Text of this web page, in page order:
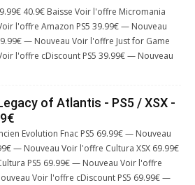
40.9€ Baisse Voir l'offre Micromania
l'offre Amazon PS5 39.99€ — Nouveau
— Nouveau Voir l'offre Just for Game
l'offre cDiscount PS5 39.99€ — Nouveau
of Atlantis - PS5 / XSX -
Evolution Fnac PS5 69.99€ — Nouveau
— Nouveau Voir l'offre Cultura XSX 69.99€
PS5 69.99€ — Nouveau Voir l'offre
Voir l'offre cDiscount PS5 69.99€ —